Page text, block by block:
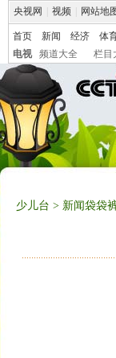
央视网 视频 网站地
首页 新闻 经济 体
电视
频道大全 栏目
少儿台 > 新闻袋袋